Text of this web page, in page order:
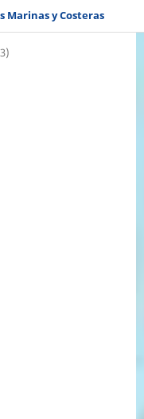
Marinas y Costeras